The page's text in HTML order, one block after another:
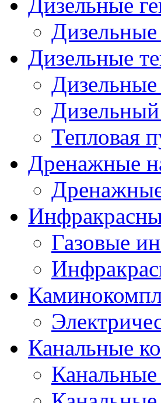
Дизельные
Дизельные
Дизельные
Дизельный
Тепловая
Дренажные
Газовые
Канальные